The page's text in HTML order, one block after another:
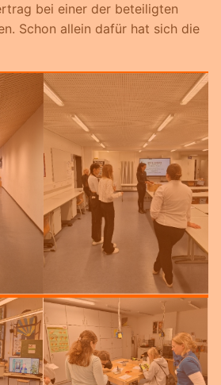
bei einer der beteiligten
Schon allein dafür hat sich die